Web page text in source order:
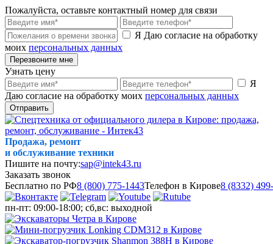
Пожалуйста, оставьте контактный номер для связи
Я Даю согласие на обработку
моих персональных данных
Перезвоните мне
Узнать цену
Я
Даю согласие на обработку моих персональных данных
Отправить
Продажа, ремонт
и обслуживание техники
Пишите на почту:sap@intek43.ru
Заказать звонок
Бесплатно по РФ8 (800) 775-1443Телефон в Кирове8 (8332)
пн-пт: 09:00-18:00; сб,вс: выходной